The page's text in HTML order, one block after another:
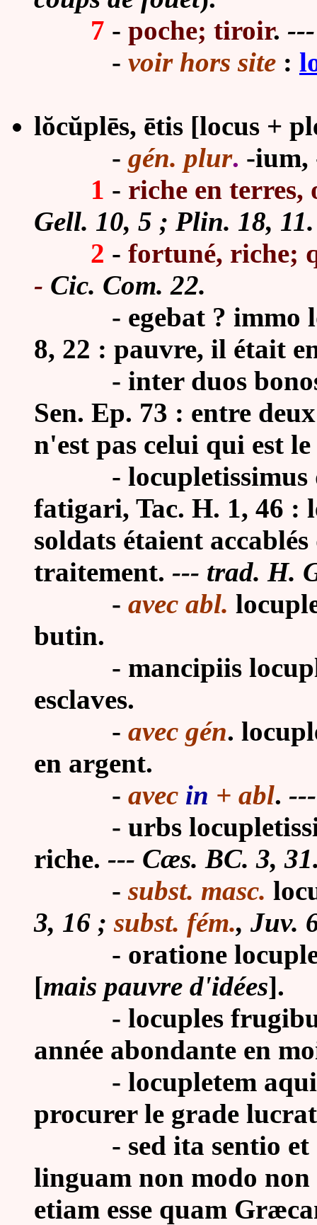
7 - poche; tiroir.
- voir hors site :
lŏcŭplēs, ētis [locus +
- gén. plur. -ium,
1 - riche en
Gell. 10, 5 ; Plin. 18, 11.
2 - fortuné, riche;
- Cic. Com. 22.
- egebat ? immo
8, 22 : pauvre, il était
- inter duos
Sen. Ep. 73 : entre
n'est pas celui qui est
-
fatigari, Tac. H. 1, 46 :
soldats étaient
traitement. --- trad. H.
- avec abl.
butin.
- mancipiis
esclaves.
- avec gén.
en argent.
- avec in + abl.
- urbs
riche. --- Cæs. BC. 3,
-subst. masc.
3, 16 ;subst. fém., Juv.
- oratione
[mais pauvre d'idées].
- locuples frugibus
année abondante en
- locupletem
procurer le grade
- sed ita sentio et
linguam non modo
etiam esse quam